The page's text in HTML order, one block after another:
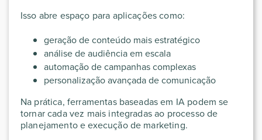
Isso abre espaço para aplicações como:
geração de conteúdo mais estratégico
análise de audiência em escala
automação de campanhas complexas
personalização avançada de comunicação
Na prática, ferramentas baseadas em IA podem se
tornar cada vez mais integradas ao processo de
planejamento e execução de marketing.